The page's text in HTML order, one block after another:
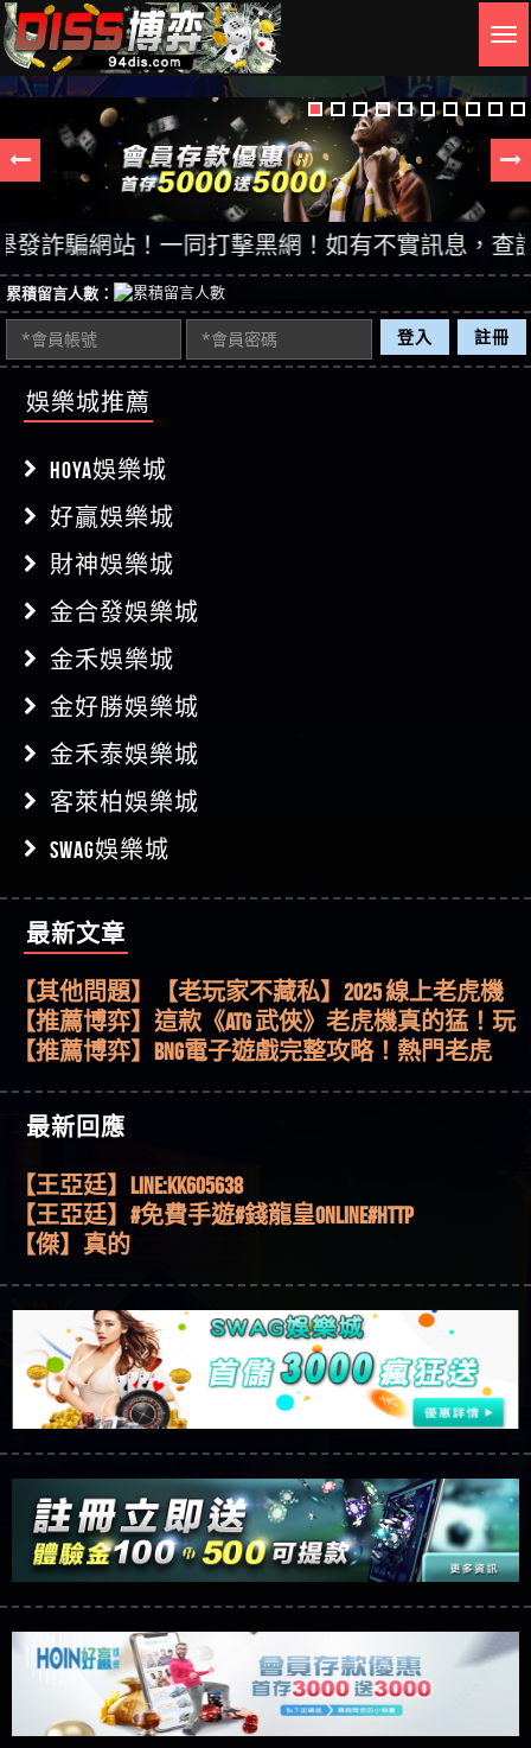
網站！一同打擊黑網！如有不實訊息，查證後立
累積留言人數：
登入 註冊
娛樂城推薦
HOYA娛樂城
好贏娛樂城
財神娛樂城
金合發娛樂城
金禾娛樂城
金好勝娛樂城
金禾泰娛樂城
客萊柏娛樂城
SWAG娛樂城
最新文章
【其他問題】用理性數據指路，開啟你的高回報
娛樂之旅
【其他問題】【老玩家不藏私】2025 線上老虎機
這樣挑！RTP、波動率和平台安全的全攻略！
【推薦博弈】這款《ATG 武俠》老虎機真的猛！玩
過才知道什麼叫超過3萬種中獎方式！
【推薦博弈】BNG電子遊戲完整攻略！熱門老虎
51,000倍數玩法攻略，輕鬆稱霸老虎機！
【其他問題】「拆解力智投資詐騙套路緊急追討
賴zg369」力智投資是不是詐騙 力智投資是真的嗎
力智投資是詐騙嗎 南部老翁還在癡迷力智投資高
回報獲利 請不要在匯款
【其他問題】 【遇天盛商行詐騙追回資金賴
zg369】天盛商行詐騙 天盛商行是不是詐騙 天盛商
行是真的嗎 天盛商行是詐騙嗎 被天盛商行詐騙一
招教你拿回
【其他問題】 受害者援助賴【zg369】退休老翁被
大戶e點靈詐騙痛不欲生 大戶e點靈是真的嗎 大戶e
點靈是不是詐騙 大戶e點靈是詐騙嗎 大戶e點靈無
法出金 （大戶e點靈）教你如何規避詐騙陷阱
【其他問題】 弘記投資詐騙持續收割國人中【免
費討回資金賴zg369】弘記投資是詐騙嗎 弘記投資
是不是詐騙 弘記投資是真的嗎 被弘記投資詐騙的
錢怎麼辦 本文教你如何拿回被騙資金
【其他問題】 被騙追回賴【zg369】KnTop利用新型
詐騙手法欺詐群眾 KnTop是真的嗎 KnTop是不是詐騙
KnTop是詐騙嗎 【KnTop】KnTop無法出金 被KnTop詐騙
的錢一招拿回
【其他問題】機台運算專案詐騙持續收割國人中
【免費討回資金賴zg369】機台運算專案是詐騙嗎
機台運算專案是不是詐騙 機台運算專案是真的嗎
被機台運算專案詐騙的錢怎麼辦 本文教你如何拿
回被騙資金
【其他問題】 Hoyabit詐騙持續收割國人中【免費
討回資金賴zg369】Hoyabit是詐騙嗎 Hoyabit是不是詐
騙 Hoyabit是真的嗎 被HoyabitHoyabit詐騙的錢怎麼辦
本文教你如何拿回被騙資金
【其他問題】KS.M多元化行銷詐騙持續收割國人
中【免費討回資金賴zg369】KS.M多元化行銷是詐
騙嗎 KS.M多元化行銷是不是詐騙 KS.M多元化行銷是
真的嗎 被KS.M多元化行銷詐騙的錢怎麼辦 本文教
你如何拿回被騙資金
【其他問題】免費追回賴「zg369」深度解析野原
家 Family & Love如何詐騙 野原家 Family & Love是不是詐
騙 野原家 Family & Love是真的嗎 野原家 Family & Love是
詐騙嗎 165多次通報野原家 Family & Love是詐騙平台
【其他問題】元盈橋詐騙持續收割國人中【免費
討回資金賴zg369】元盈橋是詐騙嗎 元盈橋是不是
詐騙 元盈橋是真的嗎 被元盈橋詐騙的錢怎麼辦
【其他問題】被騙追回賴【zg369】M.L.Edge利用新
型詐騙手法欺詐群眾 M.L.Edge是真的嗎 M.L.Edge是不
金 被M.L.Edge詐騙的錢一招拿回
【其他問題】 Robinhood詐騙持續收割國人中【免
不是詐騙 Robinhood是真的嗎 被Robinhood詐騙的錢怎
麼辦 本文教你如何拿回被騙資金
資金賴zg369】FLTO是詐騙嗎 FLTO是不是詐騙 FLTO是
真的嗎 被FLTO詐騙的錢怎麼辦 本文教你如何拿回
被騙資金
【其他問題】 遇詐騙求救賴【zg369】八旬老翁被
ALYWS詐騙家破人亡 ALYWS是真的嗎 ALYWS是不是詐騙
ALYWS是詐騙嗎 （ALYWS）無法出金 請小心群組暗椿
【其他問題】 一招教你揭秘新型詐騙手法 （受害
者免費援助賴zg369）當當詐騙 當當是不是詐騙 當
當是真的嗎 當當是詐騙嗎 六旬老婦深信當當高獲
利回報被騙的家破人亡
【其他問題】用理性數據指路，開啟你的高回報
娛樂之旅
【其他問題】【老玩家不藏私】2025 線上老虎機
這樣挑！RTP、波動率和平台安全的全攻略！
【推薦博弈】這款《ATG 武俠》老虎機真的猛！玩
過才知道什麼叫超過3萬種中獎方式！
【推薦博弈】BNG電子遊戲完整攻略！熱門老虎
機、集鴻運玩法、獨家試玩一次看！
【其他問題】【2025】ATG試玩必看！戰神賽特
51,000倍數玩法攻略，輕鬆稱霸老虎機！
【其他問題】「拆解力智投資詐騙套路緊急追討
賴zg369」力智投資是不是詐騙 力智投資是真的嗎
【其他問題】 【遇天盛商行詐騙追回資金賴
最新回應
【傑】推代理真的好相處
回答
【王亞廷】LINE:kK605638
【王亞廷】#免費手遊#錢龍皇ONLINE#http
【傑】真的
【Wei】讚
【沈樂慧】又是九州??爛死了黑網不要玩
【林伊依】爛死了拉贏錢直接鎖帳號可以去吃屎
【陳靜茹】推薦小畢，我也是小畢的會員～～
【黃家羭】推推
【AVA娛樂城】還會自己做假對話來毀謗欸哈哈哈
好厲
【陳順堪】黑網不出金
【黃伊珊】不推薦爛公司
【陳順堪】星匯娛樂城出金幾次後贏錢就不給出
金
【陳順堪】黑網出金幾次後贏了就不出金出
【玩運彩】
【asd】唬爛不出金黑網垃圾平台
【蘇俊曄】所以會出金嗎現在也是一樣的狀況
【侯依揚】廢物喔
【傑】推代理真的好相處